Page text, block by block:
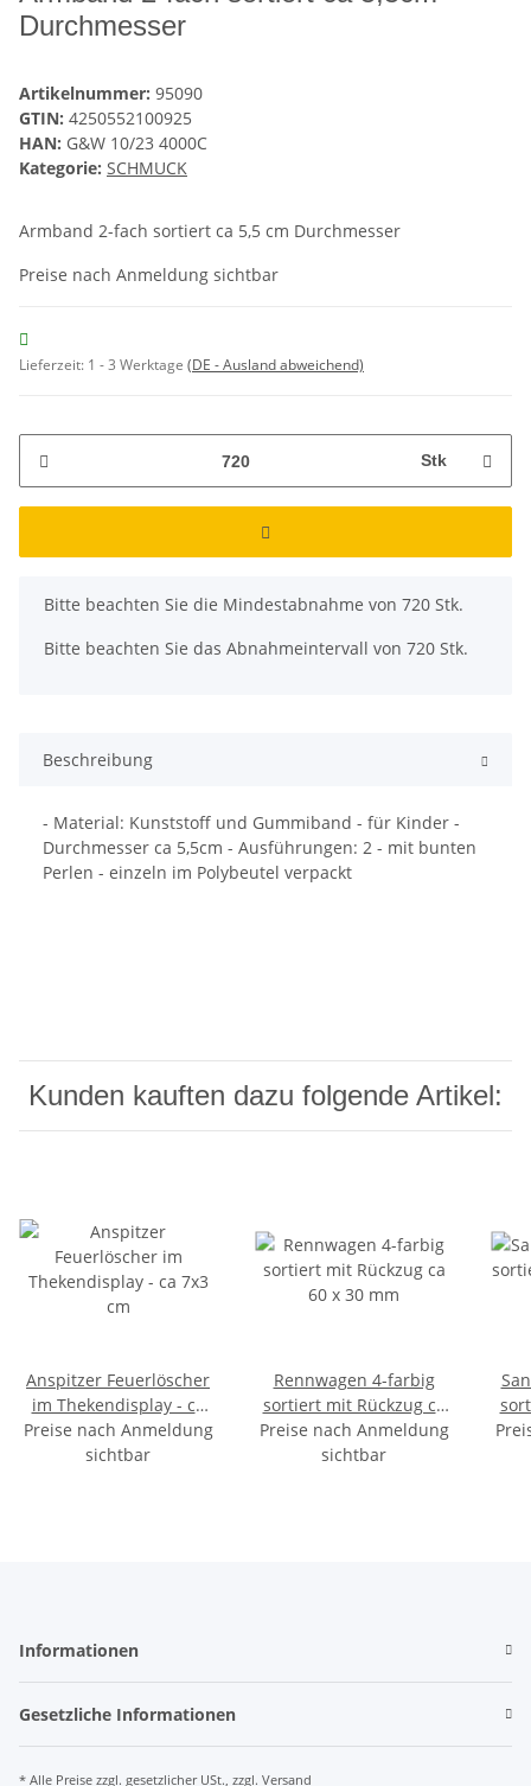
Durchmesser
Artikelnummer: 95090
GTIN: 4250552100925
HAN: G&W 10/23 4000C
Kategorie: SCHMUCK
Armband 2-fach sortiert ca 5,5 cm Durchmesser
Preise nach Anmeldung sichtbar
Lieferzeit: 1 - 3 Werktage (DE - Ausland abweichend)
Stk
x
Bitte beachten Sie die Mindestabnahme von 720 Stk.
Bitte beachten Sie das Abnahmeintervall von 720 Stk.
Beschreibung
- Material: Kunststoff und Gummiband - für Kinder -
Durchmesser ca 5,5cm - Ausführungen: 2 - mit bunten
Perlen - einzeln im Polybeutel verpackt
Kunden kauften dazu folgende Artikel:
Anspitzer Feuerlöscher
im Thekendisplay - ca
7x3 cm
Preise nach Anmeldung
sichtbar
Rennwagen 4-farbig
sortiert mit Rückzug ca
60 x 30 mm
Preise nach Anmeldung
sichtbar
Informationen
Gesetzliche Informationen
* Alle Preise zzgl. gesetzlicher USt., zzgl. Versand